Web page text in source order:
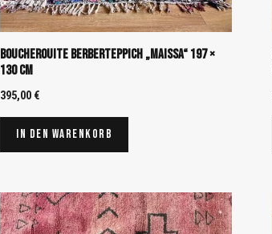
Boucherouite Berberteppich „Maissa“ 197 ×
130 cm
395,00 €
In den Warenkorb